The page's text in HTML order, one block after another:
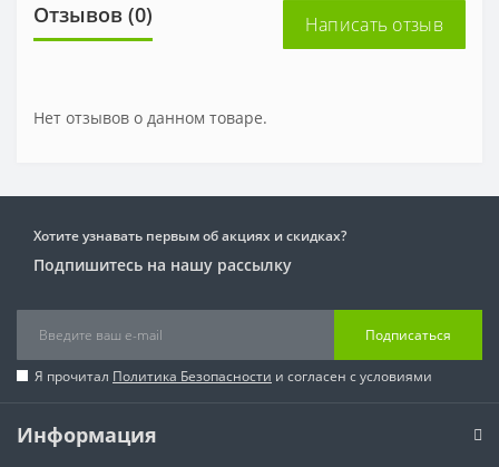
Отзывов (0) Написать отзыв
Нет отзывов о данном товаре.
Хотите узнавать первым об акциях и скидках?
Подпишитесь на нашу рассылку
Подписаться
Я прочитал Политика Безопасности и согласен с условиями
Информация